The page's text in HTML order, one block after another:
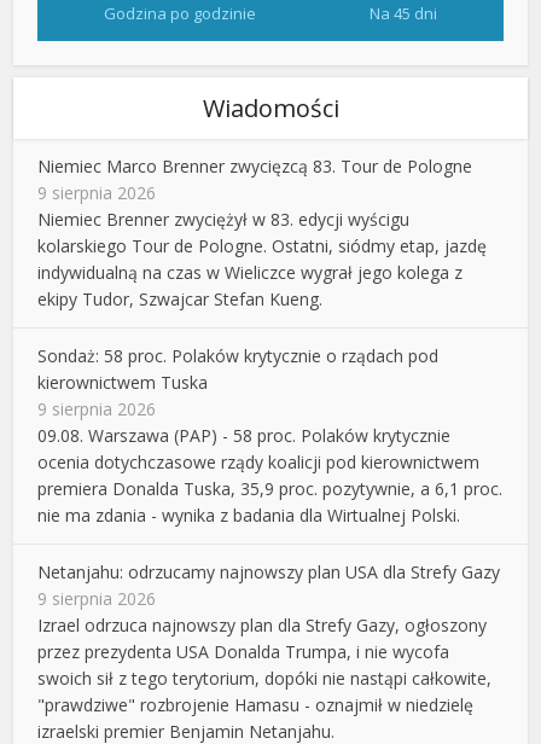
Godzina po godzinie Na 45 dni
Wiadomości
Niemiec Marco Brenner zwycięzcą 83. Tour de Pologne
9 sierpnia 2026
Niemiec Brenner zwyciężył w 83. edycji wyścigu
kolarskiego Tour de Pologne. Ostatni, siódmy etap, jazdę
indywidualną na czas w Wieliczce wygrał jego kolega z
ekipy Tudor, Szwajcar Stefan Kueng.
Sondaż: 58 proc. Polaków krytycznie o rządach pod
kierownictwem Tuska
9 sierpnia 2026
09.08. Warszawa (PAP) - 58 proc. Polaków krytycznie
ocenia dotychczasowe rządy koalicji pod kierownictwem
premiera Donalda Tuska, 35,9 proc. pozytywnie, a 6,1 proc.
nie ma zdania - wynika z badania dla Wirtualnej Polski.
Netanjahu: odrzucamy najnowszy plan USA dla Strefy Gazy
9 sierpnia 2026
Izrael odrzuca najnowszy plan dla Strefy Gazy, ogłoszony
przez prezydenta USA Donalda Trumpa, i nie wycofa
swoich sił z tego terytorium, dopóki nie nastąpi całkowite,
"prawdziwe" rozbrojenie Hamasu - oznajmił w niedzielę
izraelski premier Benjamin Netanjahu.